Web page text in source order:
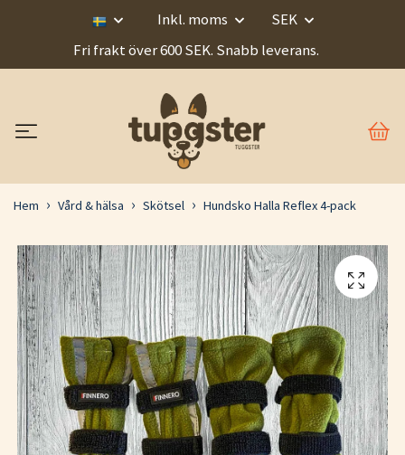
Inkl. moms
SEK
Fri frakt över 600 SEK. Snabb leverans.
Hem Vård & hälsa Skötsel Hundsko Halla Reflex 4-pack